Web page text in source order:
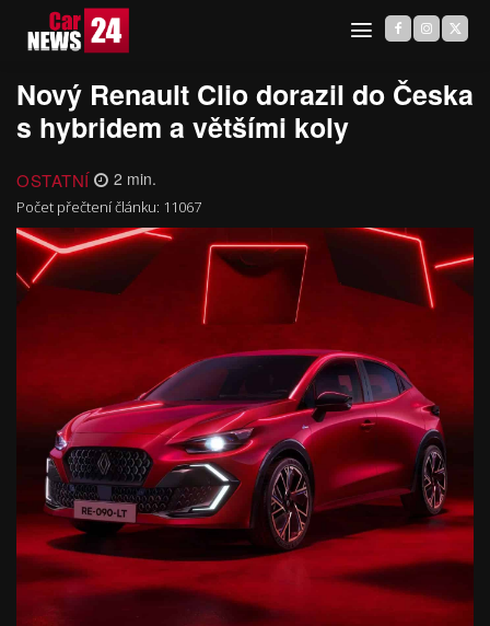
Nový Renault Clio dorazil do Česka
s hybridem a většími koly
OSTATNÍ 2 min.
Počet přečtení článku: 11067